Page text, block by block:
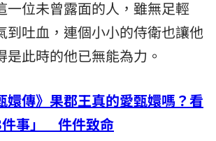
一位未曾露面的人，雖無足輕
到吐血，連個小小的侍衛也讓他
是此時的他已無能為力。
嬛傳》果郡王真的愛甄嬛嗎？看
件事」 件件致命